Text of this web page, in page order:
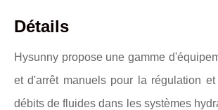
Détails
Hysunny propose une gamme
et d'arrêt manuels pour la régulation
débits de fluides dans les systèmes